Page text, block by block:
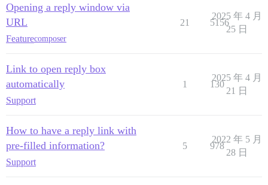
Opening a reply window via
URL
Featurecomposer
21 5156
2025 年 4 月
25 日
Link to open reply box
automatically
Support
1 130
2025 年 4 月
21 日
How to have a reply link with
pre-filled information?
Support
5 978
2022 年 5 月
28 日